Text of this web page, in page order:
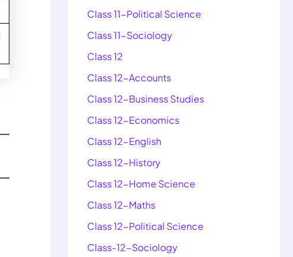
Class 11-Political Science
Class 11-Sociology
Class 12
Class 12-Accounts
Class 12-Business Studies
Class 12-Economics
Class 12-English
Class 12-History
Class 12-Home Science
Class 12-Maths
Class 12-Political Science
Class-12-Sociology